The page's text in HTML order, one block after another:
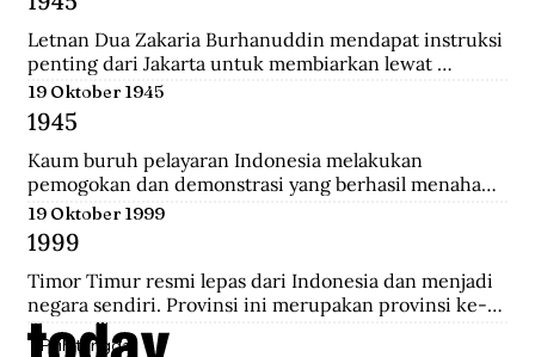
Pilih tanggal
Jakarta Kota. Kereta ini mengangkut 1.887
penumpang.
badan hukum.
Letnan Dua Zakaria Burhanuddin mendapat instruksi
penting dari Jakarta untuk membiarkan lewat
serangkaian kereta api memuat 90 Kaigun (Angkatan
Laut Jepang) yang akan melintasi Stasiun Bekasi.
Namun saat tiba, rakyat dan pejuang Bekasi langsung
melakukan pengepungan hingga terjadi penembakan
yang akhirnya saling serbu.
19 Oktober 1945
1945
Kaum buruh pelayaran Indonesia melakukan
pemogokan dan demonstrasi yang berhasil menahan
sebelas kapal Belanda di Pelabuhan New York yang
akan mengangkut perlengkapan perang yang
diperoleh dari Pemerintah AS.
19 Oktober 1999
1999
Timor Timur resmi lepas dari Indonesia dan menjadi
negara sendiri. Provinsi ini merupakan provinsi ke-27
Indonesia selama 24 tahun.